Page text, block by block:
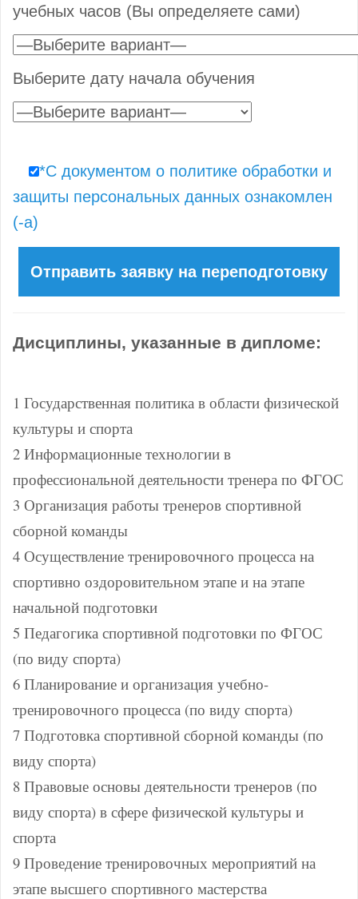
учебных часов (Вы определяете сами)
Выберите дату начала обучения
*С документом о политике обработки и
защиты персональных данных ознакомлен
(-а)
Дисциплины, указанные в дипломе:
1 Государственная политика в области физической
культуры и спорта
2 Информационные технологии в
профессиональной деятельности тренера по ФГОС
3 Организация работы тренеров спортивной
сборной команды
4 Осуществление тренировочного процесса на
спортивно оздоровительном этапе и на этапе
начальной подготовки
5 Педагогика спортивной подготовки по ФГОС
(по виду спорта)
6 Планирование и организация учебно-
тренировочного процесса (по виду спорта)
7 Подготовка спортивной сборной команды (по
виду спорта)
8 Правовые основы деятельности тренеров (по
виду спорта) в сфере физической культуры и
спорта
9 Проведение тренировочных мероприятий на
этапе высшего спортивного мастерства